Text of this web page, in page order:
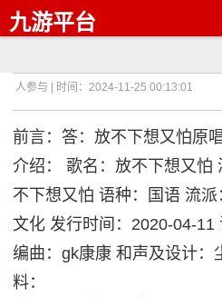
九游平台
人参与 | 时间：2024-11-25 00:13:01
前言：答：放不下想又怕原
介绍： 歌名：放不下想又怕
不下想又怕 语种：国语 流
文化 发行时间：2020-04-11
编曲：gk康康 和声及设计：
料：